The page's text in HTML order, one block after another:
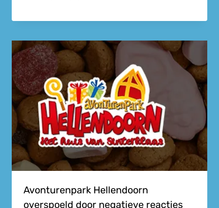
Avonturenpark Hellendoorn
overspoeld door negatieve reacties